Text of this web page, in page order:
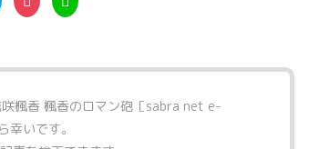
咲楓香 楓香のロマン砲［sabra net e-
幸いです。